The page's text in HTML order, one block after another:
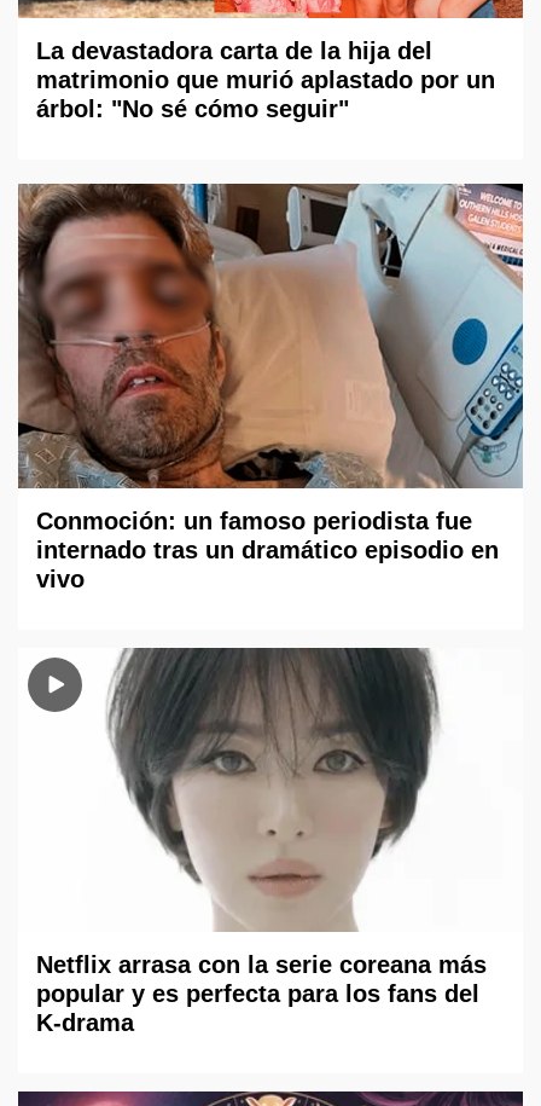
La devastadora carta de la hija del
matrimonio que murió aplastado por un
árbol: "No sé cómo seguir"
Conmoción: un famoso periodista fue
internado tras un dramático episodio en
vivo
Netflix arrasa con la serie coreana más
popular y es perfecta para los fans del
K-drama